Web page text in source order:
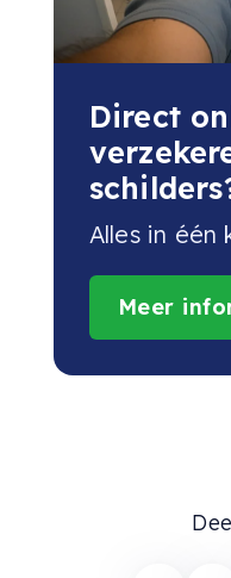
Direct
Alles in één
Meer